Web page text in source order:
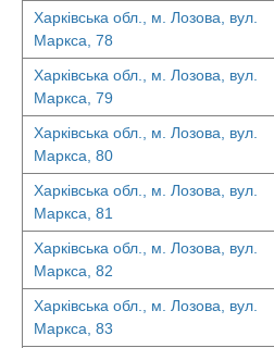
Харківська обл., м. Лозова, вул.
Маркса, 78
Харківська обл., м. Лозова, вул.
Маркса, 79
Харківська обл., м. Лозова, вул.
Маркса, 80
Харківська обл., м. Лозова, вул.
Маркса, 81
Харківська обл., м. Лозова, вул.
Маркса, 82
Харківська обл., м. Лозова, вул.
Маркса, 83